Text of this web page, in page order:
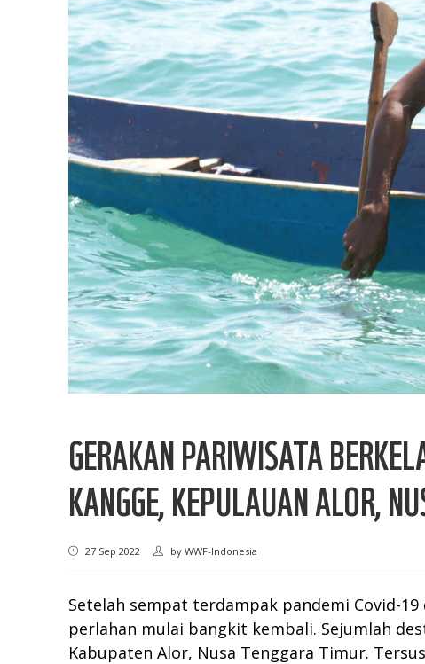
GERAKAN PARIWISATA
KANGGE, KEPULAUAN ALOR,
27 Sep 2022 by WWF-Indonesia
Setelah sempat terdampak pandemi Covid-
perlahan mulai bangkit kembali. Sejumlah
Kabupaten Alor, Nusa Tenggara Timur.